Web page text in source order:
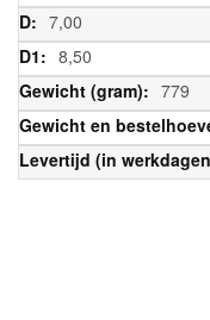
7,00
8,50
779